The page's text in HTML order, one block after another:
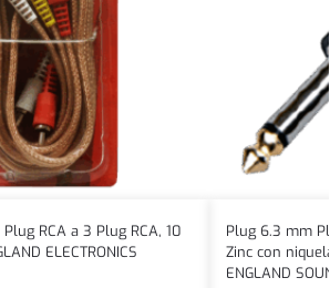
RCA a 3 Plug RCA, 10
ELECTRONICS
Plug 6.3 mm
Zinc con
ENGLAND